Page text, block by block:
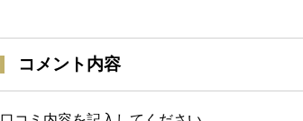
コメント内容